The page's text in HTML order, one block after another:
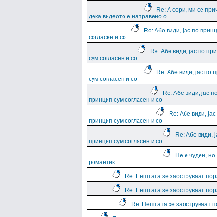
Re: А сори, ми се
дека видеото е направено о
Re: Абе види, јас по
согласен и со
Re: Абе види, јас по
сум согласен и со
Re: Абе види, јас по
сум согласен и со
Re: Абе види, јас по
принцип сум согласен и со
Re: Абе види,
принцип сум согласен и со
Re: Абе види,
принцип сум согласен и со
Не е чуден, но
романтик
Re: Нештата зе заоструваат
Re: Нештата зе заоструваат
Re: Нештата зе заоструваат